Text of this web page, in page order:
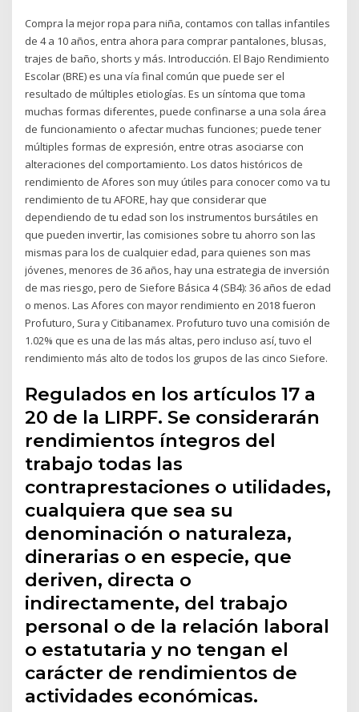
Compra la mejor ropa para niña, contamos con tallas infantiles
de 4 a 10 años, entra ahora para comprar pantalones, blusas,
trajes de baño, shorts y más. Introducción. El Bajo Rendimiento
Escolar (BRE) es una vía final común que puede ser el
resultado de múltiples etiologías. Es un síntoma que toma
muchas formas diferentes, puede confinarse a una sola área
de funcionamiento o afectar muchas funciones; puede tener
múltiples formas de expresión, entre otras asociarse con
alteraciones del comportamiento. Los datos históricos de
rendimiento de Afores son muy útiles para conocer como va tu
rendimiento de tu AFORE, hay que considerar que
dependiendo de tu edad son los instrumentos bursátiles en
que pueden invertir, las comisiones sobre tu ahorro son las
mismas para los de cualquier edad, para quienes son mas
jóvenes, menores de 36 años, hay una estrategia de inversión
de mas riesgo, pero de Siefore Básica 4 (SB4): 36 años de edad
o menos. Las Afores con mayor rendimiento en 2018 fueron
Profuturo, Sura y Citibanamex. Profuturo tuvo una comisión de
1.02% que es una de las más altas, pero incluso así, tuvo el
rendimiento más alto de todos los grupos de las cinco Siefore.
Regulados en los artículos 17 a
20 de la LIRPF. Se considerarán
rendimientos íntegros del
trabajo todas las
contraprestaciones o utilidades,
cualquiera que sea su
denominación o naturaleza,
dinerarias o en especie, que
deriven, directa o
indirectamente, del trabajo
personal o de la relación laboral
o estatutaria y no tengan el
carácter de rendimientos de
actividades económicas.